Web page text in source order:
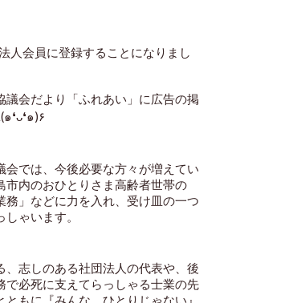
人会員に登録することになりまし
議会だより「ふれあい」に広告の掲
載もさせてもらいました٩(๑❛ᴗ❛๑)۶
会では、今後必要な方々が増えてい
市内のおひとりさま高齢者世帯の
務」などに力を入れ、受け皿の一つ
ゃいます。
、志しのある社団法人の代表や、後
で必死に支えてらっしゃる士業の先
もに『みんな、ひとりじゃない』